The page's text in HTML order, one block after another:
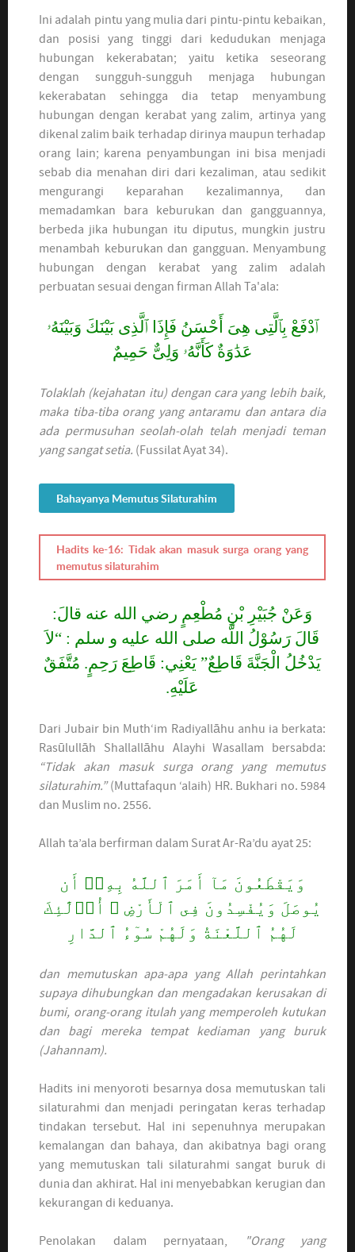
Ini adalah pintu yang mulia dari pintu-pintu kebaikan,
dan posisi yang tinggi dari kedudukan menjaga
hubungan kekerabatan; yaitu ketika seseorang
dengan sungguh-sungguh menjaga hubungan
kekerabatan sehingga dia tetap menyambung
hubungan dengan kerabat yang zalim, artinya yang
dikenal zalim baik terhadap dirinya maupun terhadap
orang lain; karena penyambungan ini bisa menjadi
sebab dia menahan diri dari kezaliman, atau sedikit
mengurangi keparahan kezalimannya, dan
memadamkan bara keburukan dan gangguannya,
berbeda jika hubungan itu diputus, mungkin justru
menambah keburukan dan gangguan. Menyambung
hubungan dengan kerabat yang zalim adalah
perbuatan sesuai dengan firman Allah Ta'ala:
ٱدْفَعْ بِٱلَّتِى هِىَ أَحْسَنُ فَإِذَا ٱلَّذِى بَيْنَكَ وَبَيْنَهُۥ
عَدَٰوَةٌ كَأَنَّهُۥ وَلِىٌّ حَمِيمٌ
Tolaklah (kejahatan itu) dengan cara yang lebih baik,
maka tiba-tiba orang yang antaramu dan antara dia
ada permusuhan seolah-olah telah menjadi teman
yang sangat setia. (Fussilat Ayat 34).
Bahayanya Memutus Silaturahim
Hadits ke-16: Tidak akan masuk surga orang yang
memutus silaturahim
وَعَنْ جُبَيْرِ بْنِ مُطْعِمٍ رضي الله عنه قالَ:
قَالَ رَسُوْلُ اللَّه صلى الله عليه و سلم : “لاَ
يَدْخُلُ الْجَنَّةَ قَاطِعٌ” يَعْنِي: قَاطِعَ رَحِمٍ. مُتَّفَقٌ
عَلَيْهِ.
Dari Jubair bin Muth‘im Radiyallāhu anhu ia berkata:
Rasūlullāh Shallallāhu Alayhi Wasallam bersabda:
“Tidak akan masuk surga orang yang memutus
silaturahim.”(Muttafaqun ‘alaih) HR. Bukhari no. 5984
dan Muslim no. 2556.
Allah ta’ala berfirman dalam Surat Ar-Ra’du ayat 25:
وَيَقْطَعُونَ مَآ أَمَرَ ٱللَّهُ بِهِۦٓ أَن
يُوصَلَ وَيُفْسِدُونَ فِى ٱلْأَرْضِ ۙ أُو۟لَٰٓئِكَ
لَهُمُ ٱللَّعْنَةُ وَلَهُمْ سُوٓءُ ٱلدَّارِ
dan memutuskan apa-apa yang Allah perintahkan
supaya dihubungkan dan mengadakan kerusakan di
bumi, orang-orang itulah yang memperoleh kutukan
dan bagi mereka tempat kediaman yang buruk
(Jahannam).
Hadits ini menyoroti besarnya dosa memutuskan tali
silaturahmi dan menjadi peringatan keras terhadap
tindakan tersebut. Hal ini sepenuhnya merupakan
kemalangan dan bahaya, dan akibatnya bagi orang
yang memutuskan tali silaturahmi sangat buruk di
dunia dan akhirat. Hal ini menyebabkan kerugian dan
kekurangan di keduanya.
Penolakan dalam pernyataan,
"Orang yang